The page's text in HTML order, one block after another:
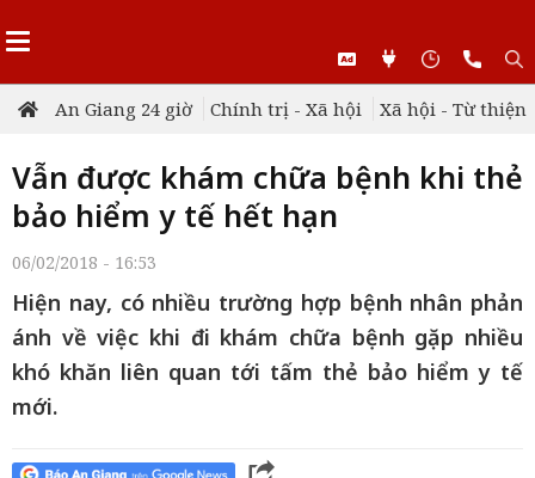
An Giang 24 giờ Chính trị - Xã hội Xã hội - Từ thiện
Vẫn được khám chữa bệnh khi thẻ
bảo hiểm y tế hết hạn
06/02/2018 - 16:53
Hiện nay, có nhiều trường hợp bệnh nhân phản
ánh về việc khi đi khám chữa bệnh gặp nhiều
khó khăn liên quan tới tấm thẻ bảo hiểm y tế
mới.